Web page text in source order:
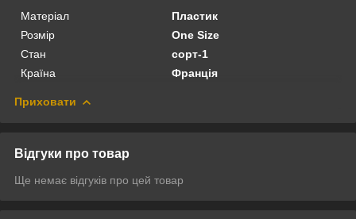
Матеріал
Пластик
Розмір
One Size
Стан
сорт-1
Країна
Франція
Приховати
Відгуки про товар
Ще немає відгуків про цей товар